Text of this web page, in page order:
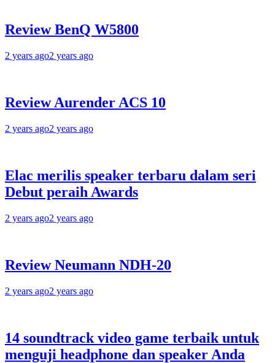
Review BenQ W5800
2 years ago2 years ago
Review Aurender ACS 10
2 years ago2 years ago
Elac merilis speaker terbaru dalam seri
Debut peraih Awards
2 years ago2 years ago
Review Neumann NDH-20
2 years ago2 years ago
14 soundtrack video game terbaik untuk
menguji headphone dan speaker Anda